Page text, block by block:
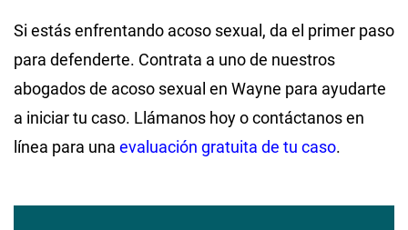
Si estás enfrentando acoso sexual, da el primer paso
para defenderte. Contrata a uno de nuestros
abogados de acoso sexual en Wayne para ayudarte
a iniciar tu caso. Llámanos hoy o contáctanos en
línea para una evaluación gratuita de tu caso.